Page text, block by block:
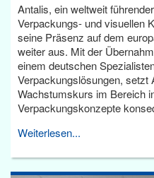
Antalis, ein weltweit
Verpackungs- und visuellen
seine Präsenz auf dem
weiter aus. Mit der
einem deutschen
Verpackungslösungen, setzt
Wachstumskurs im Bereich
Verpackungskonzepte
Weiterlesen...